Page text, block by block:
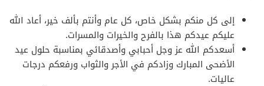
إلى كل منكم بشكل خاص، كل عام وأنتم بألف خير، أعاد الله
عليكم عيدكم هذا بالفرح والخيرات والمسرات.
أسعدكم الله عز وجل أحبابي وأصدقائي بمناسبة حلول عيد
الأضحى المبارك وزادكم في الأجر والثواب ورفعكم درجات
عاليات.